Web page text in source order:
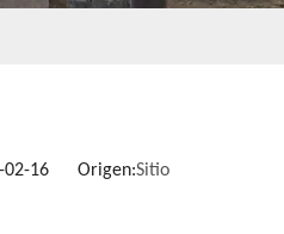
02-16 Origen:Sitio